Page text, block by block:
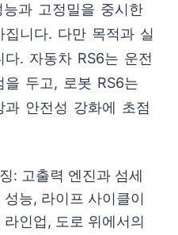
과 고정밀을 중시한
니다. 다만 목적과 실
. 자동차 RS6는 운전
두고, 로봇 RS6는
안전성 강화에 초점
: 고출력 엔진과 섬세
능, 라이프 사이클이
인업, 도로 위에서의